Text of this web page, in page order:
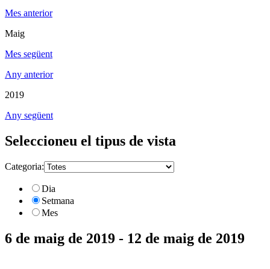
Mes anterior
Maig
Mes següent
Any anterior
2019
Any següent
Seleccioneu el tipus de vista
Categoria:
Dia
Setmana
Mes
6 de maig de 2019 - 12 de maig de 2019